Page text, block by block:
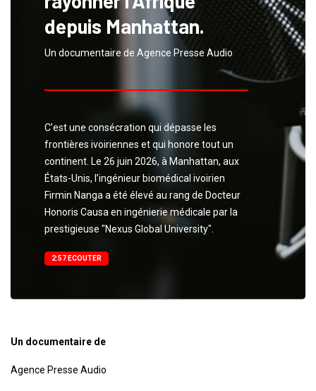
depuis Manhattan.
Un documentaire de Agence Presse Audio
C’est une consécration qui dépasse les
frontières ivoiriennes et qui honore tout un
continent. Le 26 juin 2026, à Manhattan, aux
États-Unis, l’ingénieur biomédical ivoirien
Firmin Nanga a été élevé au rang de Docteur
Honoris Causa en ingénierie médicale par la
prestigieuse "Nexus Global University".
2:57 ECOUTER
Un documentaire de
Agence Presse Audio